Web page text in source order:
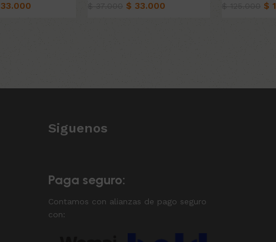
33.000 $ 33.000 $
Siguenos
Paga seguro:
Contamos con alianzas de pago seguro
con: